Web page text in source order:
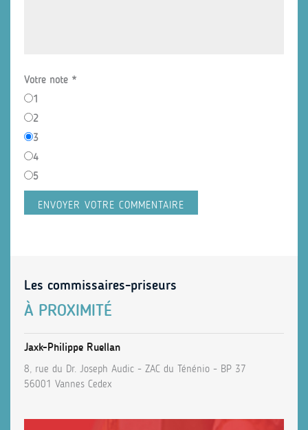
Votre note *
1
2
3
4
5
Les commissaires-priseurs
À PROXIMITÉ
Jaxk-Philippe Ruellan
8, rue du Dr. Joseph Audic - ZAC du Ténénio - BP 37
56001 Vannes Cedex